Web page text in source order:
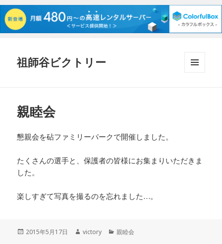
祖師谷ビクトリー
親睦会
懇親会を砧ファミリーパークで開催しました。
たくさんの選手と、保護者の皆様にお集まりいただきま
した。
楽しすぎて写真を撮るのを忘れました…。
投
2015年5月17日
作
victory
カ
親睦会